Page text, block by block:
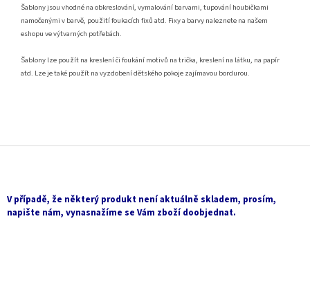
Šablony jsou vhodné na obkreslování, vymalování barvami, tupování houbičkami
namočenými v barvě, použití foukacích fixů atd. Fixy a barvy naleznete na našem
eshopu ve výtvarných potřebách.
Šablony lze použít na kreslení či foukání motivů na trička, kreslení na látku, na papír
atd. Lze je také použít na vyzdobení dětského pokoje zajímavou bordurou.
V případě, že některý produkt není aktuálně skladem, prosím,
napište nám, vynasnažíme se Vám zboží doobjednat.